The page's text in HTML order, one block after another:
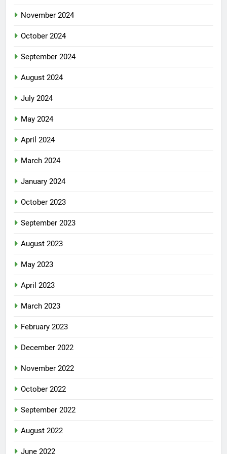
November 2024
October 2024
September 2024
August 2024
July 2024
May 2024
April 2024
March 2024
January 2024
October 2023
September 2023
August 2023
May 2023
April 2023
March 2023
February 2023
December 2022
November 2022
October 2022
September 2022
August 2022
June 2022